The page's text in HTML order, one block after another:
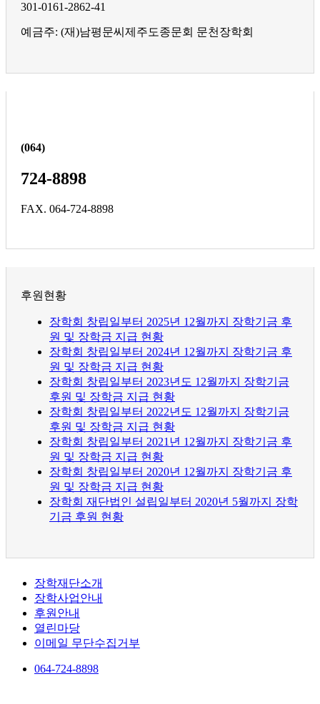
301-0161-2862-41
예금주: (재)남평문씨제주도종문회 문천장학회
(064)
724-8898
FAX. 064-724-8898
후원현황
장학회 창립일부터 2025년 12월까지 장학기금 후
원 및 장학금 지급 현황
장학회 창립일부터 2024년 12월까지 장학기금 후
원 및 장학금 지급 현황
장학회 창립일부터 2023년도 12월까지 장학기금
후원 및 장학금 지급 현황
장학회 창립일부터 2022년도 12월까지 장학기금
후원 및 장학금 지급 현황
장학회 창립일부터 2021년 12월까지 장학기금 후
원 및 장학금 지급 현황
장학회 창립일부터 2020년 12월까지 장학기금 후
원 및 장학금 지급 현황
장학회 재단법인 설립일부터 2020년 5월까지 장학
기금 후원 현황
장학재단소개
장학사업안내
후원안내
열린마당
이메일 무단수집거부
064-724-8898